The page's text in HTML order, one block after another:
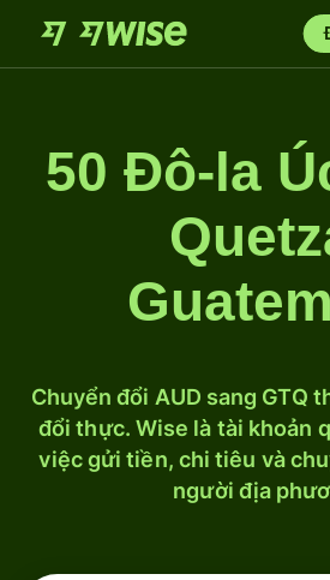
50 Đô-la
Chuyển đổi AUD sang GTQ
đổi thực. Wise là tài khoản
việc gửi tiền, chi tiêu và
người địa